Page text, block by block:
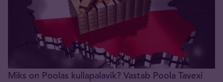
Miks on Poolas kullapalavik? Vastab Poola Tavexi